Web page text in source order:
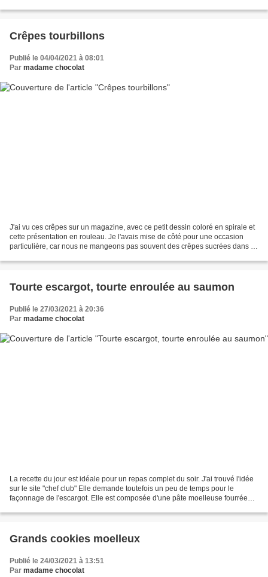
Crêpes tourbillons
Publié le 04/04/2021 à 08:01
Par madame chocolat
J'ai vu ces crêpes sur un magazine, avec ce petit dessin coloré en spirale et
cette présentation en rouleau. Je l'avais mise de côté pour une occasion
particulière, car nous ne mangeons pas souvent des crêpes sucrées dans la
Tourte escargot, tourte enroulée au saumon
Publié le 27/03/2021 à 20:36
Par madame chocolat
La recette du jour est idéale pour un repas complet du soir. J'ai trouvé l'idée
sur le site "chef club" Elle demande toutefois un peu de temps pour le
façonnage de l'escargot. Elle est composée d'une pâte moelleuse fourrée
Grands cookies moelleux
Publié le 24/03/2021 à 13:51
Par madame chocolat